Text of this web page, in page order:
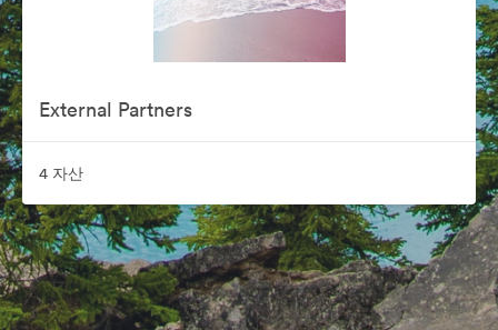
External Partners
4 자산